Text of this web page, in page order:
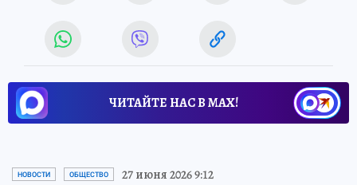
ЧИТАЙТЕ НАС В МАХ!
НОВОСТИ ОБЩЕСТВО 27 июня 2026 9:12